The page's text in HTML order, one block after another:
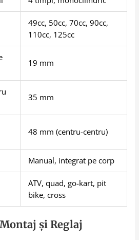
49cc, 50cc, 70cc, 90cc,
110cc, 125cc
19 mm
35 mm
48 mm (centru-centru)
Manual, integrat pe corp
ATV, quad, go-kart, pit
bike, cross
și Reglaj